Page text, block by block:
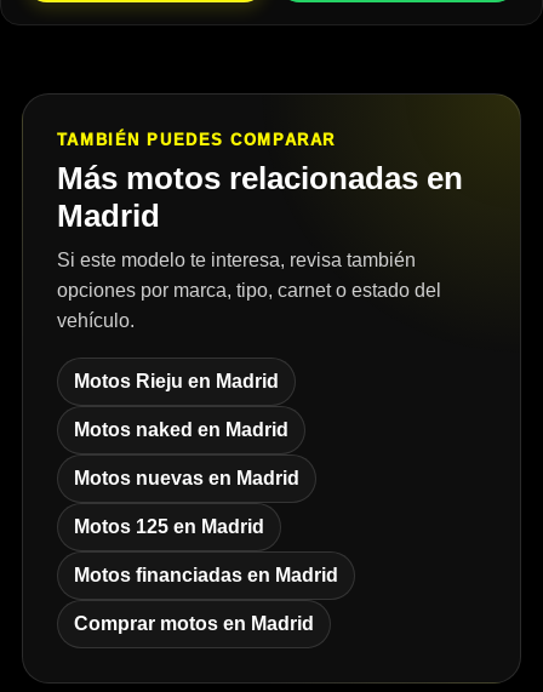
TAMBIÉN PUEDES COMPARAR
Más motos relacionadas en
Madrid
Si este modelo te interesa, revisa también
opciones por marca, tipo, carnet o estado del
vehículo.
Motos Rieju en Madrid
Motos naked en Madrid
Motos nuevas en Madrid
Motos 125 en Madrid
Motos financiadas en Madrid
Comprar motos en Madrid